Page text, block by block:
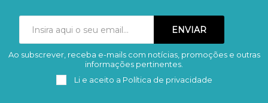
Subscrever Remover
Ao subscrever, receba e-mails com notícias, promoções e outras
informações pertinentes.
Li e aceito a Política de privacidade